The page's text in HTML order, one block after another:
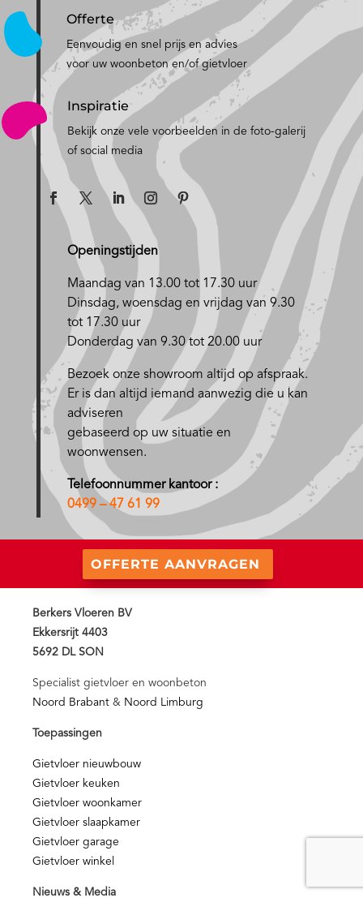
Offerte
Eenvoudig en snel prijs en advies
voor uw woonbeton en/of gietvloer
Inspiratie
Bekijk onze vele voorbeelden in de foto-galerij
of social media
Openingstijden
Maandag van 13.00 tot 17.30 uur
Dinsdag, woensdag en vrijdag van 9.30
tot 17.30 uur
Donderdag van 9.30 tot 20.00 uur
Bezoek onze showroom altijd op afspraak.
Er is dan altijd iemand aanwezig die u kan
adviseren
gebaseerd op uw situatie en
woonwensen.
Telefoonnummer kantoor :
0499 – 47 61 99
OFFERTE AANVRAGEN
Berkers Vloeren BV
Ekkersrijt 4403
5692 DL SON
Specialist gietvloer en woonbeton
Noord Brabant & Noord Limburg
Toepassingen
Gietvloer nieuwbouw
Gietvloer keuken
Gietvloer woonkamer
Gietvloer slaapkamer
Gietvloer garage
Gietvloer winkel
Nieuws & Media